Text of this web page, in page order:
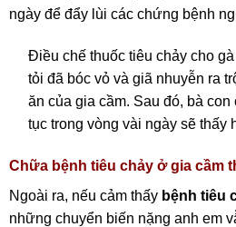
ngày để đẩy lùi các chứng bệnh
Điều chế thuốc tiêu chảy cho
tỏi đã bóc vỏ và giã nhuyễn ra
ăn của gia cầm. Sau đó, bà
tục trong vòng vài ngày sẽ thấy
Chữa bệnh tiêu chảy ở gia cầm
Ngoài ra, nếu cảm thấy bệnh tiêu
những chuyển biến nặng anh em